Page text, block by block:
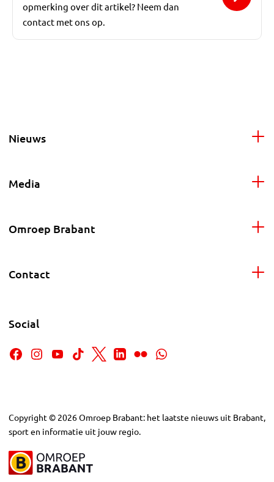
opmerking over dit artikel? Neem dan
contact met ons op.
Nieuws
Media
Omroep Brabant
Contact
Social
Copyright © 2026Omroep Brabant: het laatste nieuws uit Brabant,
sport en informatie uit jouw regio.